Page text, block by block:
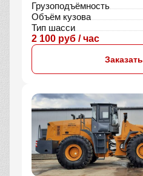
Грузоподъёмность
Объём кузова
Тип шасси
2 100 руб / час
Заказать